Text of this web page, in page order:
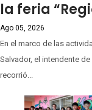
la feria
Ago 05, 2026
En el marco de las
Salvador, el intendente de
recorrió...